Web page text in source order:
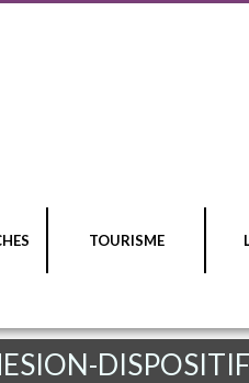
TOURISME